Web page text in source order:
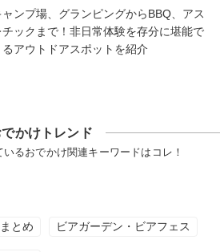
ャンプ場、グランピングからBBQ、アス
チックまで！非日常体験を存分に堪能で
るアウトドアスポットを紹介
でかけトレンド
るおでかけ関連キーワードはコレ！
とめ ビアガーデン・ビアフェス